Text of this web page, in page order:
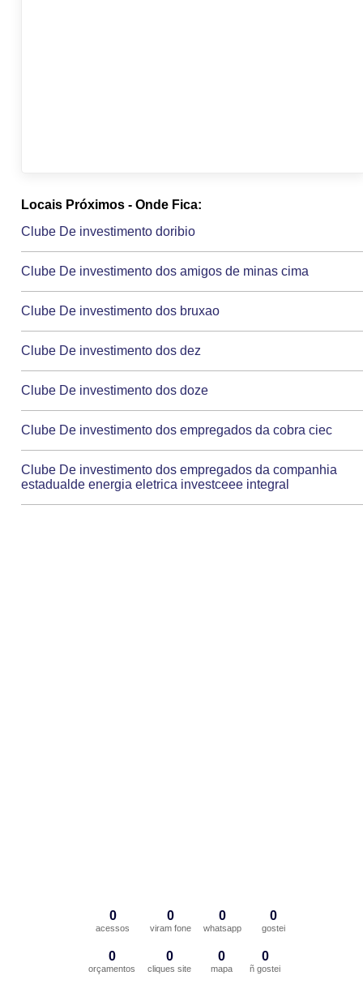
Locais Próximos - Onde Fica:
Clube De investimento doribio
Clube De investimento dos amigos de minas cima
Clube De investimento dos bruxao
Clube De investimento dos dez
Clube De investimento dos doze
Clube De investimento dos empregados da cobra ciec
Clube De investimento dos empregados da companhia
estadualde energia eletrica investceee integral
0
acessos
0
viram fone
0
whatsapp
0
gostei
0
orçamentos
0
cliques site
0
mapa
0
ñ gostei